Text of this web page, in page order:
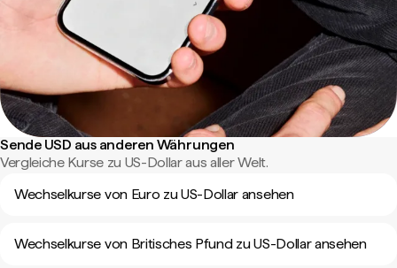
Sende USD aus anderen Währungen
Vergleiche Kurse zu US-Dollar aus aller Welt.
Wechselkurse von Euro zu US-Dollar ansehen
Wechselkurse von Britisches Pfund zu US-Dollar ansehen